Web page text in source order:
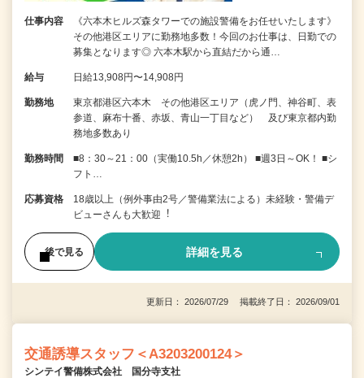
仕事内容
《六本木ヒルズ森タワーでの施設警備をお任せいたします》
その他港区エリアに勤務地多数！今回のお仕事は、日勤での
募集となります◎ 六本木駅から直結だから通…
給与 日給13,908円〜14,908円
勤務地
東京都港区六本木 その他港区エリア（虎ノ門、神谷町、表
参道、麻布十番、赤坂、青山一丁目など） 及び東京都内勤
務地多数あり
勤務時間
■8：30～21：00（実働10.5h／休憩2h） ■週3日～OK！ ■シ
フト…
応募資格
18歳以上（例外事由2号／警備業法による）未経験・警備デ
ビューさんも⼤歓迎︕
後で見る 詳細を見る
更新日： 2026/07/29 掲載終了日： 2026/09/01
交通誘導スタッフ＜A3203200124＞
シンテイ警備株式会社 国分寺支社